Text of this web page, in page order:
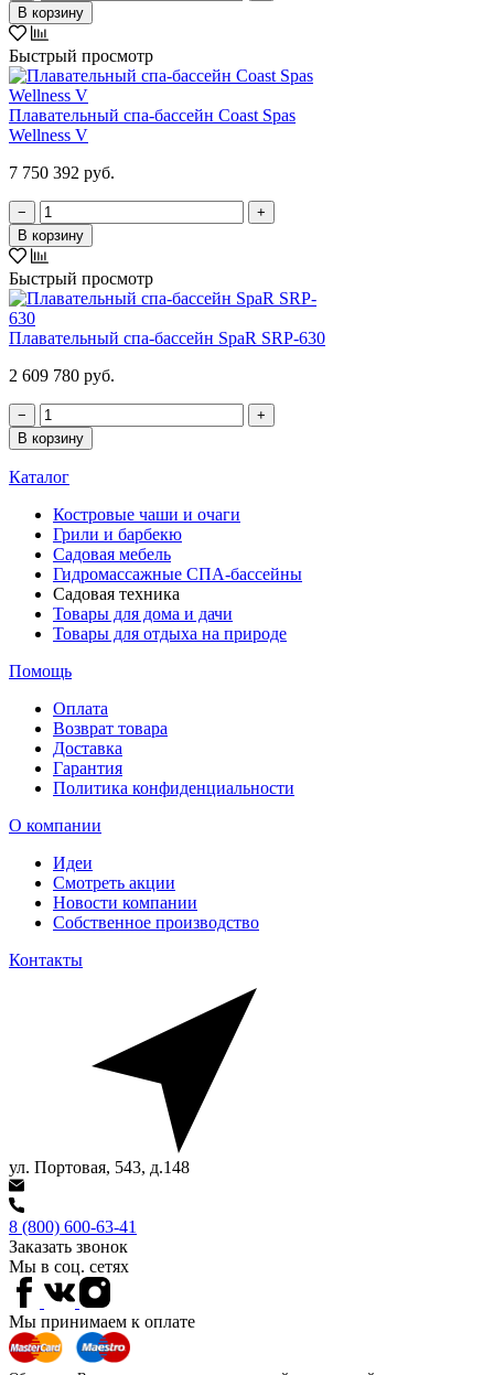
В корзину
Быстрый просмотр
Плавательный спа-бассейн Coast Spas
Wellness V
7 750 392 руб.
−
+
В корзину
Быстрый просмотр
Плавательный спа-бассейн SpaR SRP-630
2 609 780 руб.
−
+
В корзину
Каталог
Костровые чаши и очаги
Грили и барбекю
Садовая мебель
Гидромассажные СПА-бассейны
Садовая техника
Товары для дома и дачи
Товары для отдыха на природе
Помощь
Оплата
Возврат товара
Доставка
Гарантия
Политика конфиденциальности
О компании
Идеи
Смотреть акции
Новости компании
Собственное производство
Контакты
ул. Портовая, 543, д.148
8 (800) 600-63-41
Заказать звонок
Мы в соц. сетях
Мы принимаем к оплате